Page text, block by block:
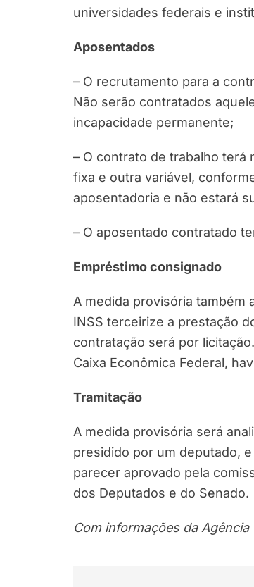
universidades federais e
Aposentados
– O recrutamento para a
Não serão contratados
incapacidade permanente;
– O contrato de trabalho terá
fixa e outra variável,
aposentadoria e não estará
– O aposentado contratado
Empréstimo consignado
A medida provisória também
INSS terceirize a prestação
contratação será por
Caixa Econômica Federal,
Tramitação
A medida provisória será
presidido por um deputado,
parecer aprovado pela
dos Deputados e do Senado.
Com informações da Agência